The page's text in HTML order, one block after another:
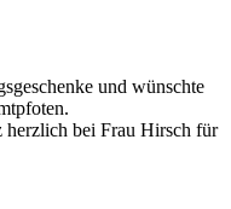
und wünschte
bei Frau Hirsch für